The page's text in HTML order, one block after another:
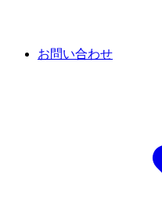
お問い合わせ